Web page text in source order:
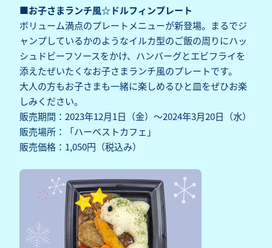
■お子さまランチ風☆ドルフィンプレート
ボリューム満点のプレートメニューが新登場。まるでジ
ャンプしているかのようなイルカ型のご飯の周りにハッ
シュドビーフソースをかけ、ハンバーグとエビフライを
添えたぜいたくなお子さまランチ風のプレートです。
大人の方もお子さまも一緒に楽しめるひと皿をぜひお楽
しみください。
販売期間：2023年12月1日（金）～2024年3月20日（水）
販売場所：「ハーベストカフェ」
販売価格：1,050円（税込み）